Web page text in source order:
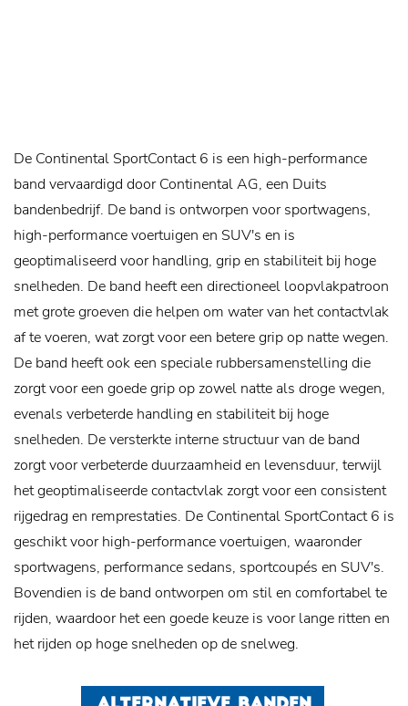
De Continental SportContact 6 is een high-performance
band vervaardigd door Continental AG, een Duits
bandenbedrijf. De band is ontworpen voor sportwagens,
high-performance voertuigen en SUV's en is
geoptimaliseerd voor handling, grip en stabiliteit bij hoge
snelheden. De band heeft een directioneel loopvlakpatroon
met grote groeven die helpen om water van het contactvlak
af te voeren, wat zorgt voor een betere grip op natte wegen.
De band heeft ook een speciale rubbersamenstelling die
zorgt voor een goede grip op zowel natte als droge wegen,
evenals verbeterde handling en stabiliteit bij hoge
snelheden. De versterkte interne structuur van de band
zorgt voor verbeterde duurzaamheid en levensduur, terwijl
het geoptimaliseerde contactvlak zorgt voor een consistent
rijgedrag en remprestaties. De Continental SportContact 6 is
geschikt voor high-performance voertuigen, waaronder
sportwagens, performance sedans, sportcoupés en SUV's.
Bovendien is de band ontworpen om stil en comfortabel te
rijden, waardoor het een goede keuze is voor lange ritten en
het rijden op hoge snelheden op de snelweg.